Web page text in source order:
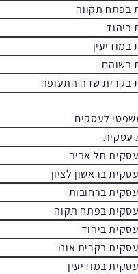
בפתח תקווה
ביהוד
במודיעין
בשוהם
בקרית שדה התעופה
לעסקים
עסקית
עסקית תל אביב
בראשון לציון
ברחובות
עסקית בפתח תקוה
ביהוד
בקרית אונו
במודיעין